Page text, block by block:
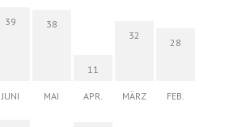
39
JUNI
38
MAI
11
APR.
32
MÄRZ
28
FEB.